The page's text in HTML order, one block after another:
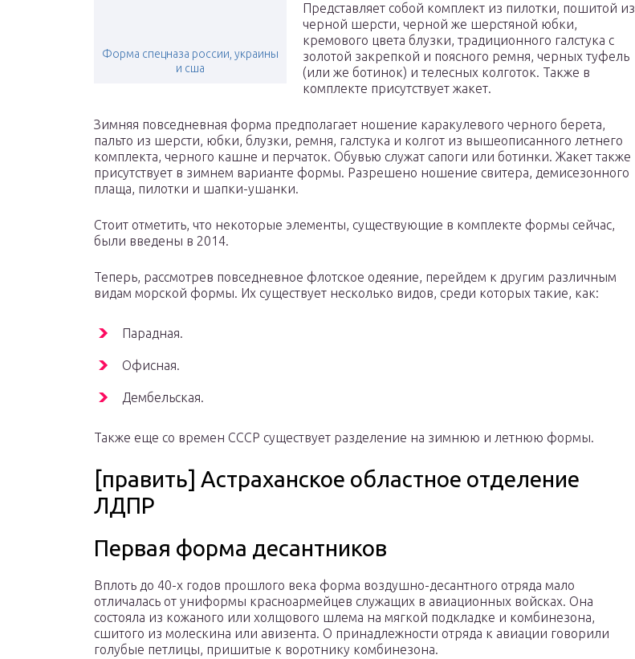
Форма спецназа россии, украины
и сша
Представляет собой комплект из пилотки, пошитой из
черной шерсти, черной же шерстяной юбки,
кремового цвета блузки, традиционного галстука с
золотой закрепкой и поясного ремня, черных туфель
(или же ботинок) и телесных колготок. Также в
комплекте присутствует жакет.
Зимняя повседневная форма предполагает ношение каракулевого черного берета,
пальто из шерсти, юбки, блузки, ремня, галстука и колгот из вышеописанного летнего
комплекта, черного кашне и перчаток. Обувью служат сапоги или ботинки. Жакет также
присутствует в зимнем варианте формы. Разрешено ношение свитера, демисезонного
плаща, пилотки и шапки-ушанки.
Стоит отметить, что некоторые элементы, существующие в комплекте формы сейчас,
были введены в 2014.
Теперь, рассмотрев повседневное флотское одеяние, перейдем к другим различным
видам морской формы. Их существует несколько видов, среди которых такие, как:
Парадная.
Офисная.
Дембельская.
Также еще со времен СССР существует разделение на зимнюю и летнюю формы.
[править] Астраханское областное отделение
ЛДПР
Первая форма десантников
Вплоть до 40-х годов прошлого века форма воздушно-десантного отряда мало
отличалась от униформы красноармейцев служащих в авиационных войсках. Она
состояла из кожаного или холщового шлема на мягкой подкладке и комбинезона,
сшитого из молескина или авизента. О принадлежности отряда к авиации говорили
голубые петлицы, пришитые к воротнику комбинезона.